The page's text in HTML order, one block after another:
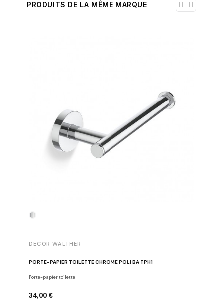
PRODUITS DE LA MÊME MARQUE
DECOR WALTHER
PORTE-PAPIER TOILETTE CHROME POLI BA TPH1
Porte-papier toilette
34,00 €